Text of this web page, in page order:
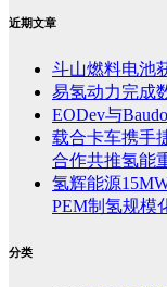
近期文章
斗山燃料电池
易氢动力完成
EODev与
载合卡车携手
合作共推氢能
氢辉能源
PEM制氢规模
分类